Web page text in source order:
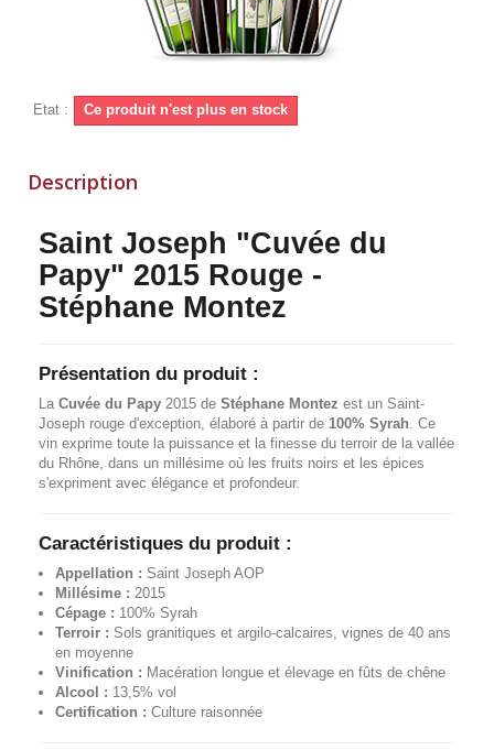
Etat : Ce produit n'est plus en stock
Description
Saint Joseph "Cuvée du
Papy" 2015 Rouge -
Stéphane Montez
Présentation du produit :
La Cuvée du Papy 2015 de Stéphane Montez est un Saint-
Joseph rouge d'exception, élaboré à partir de 100% Syrah. Ce
vin exprime toute la puissance et la finesse du terroir de la vallée
du Rhône, dans un millésime où les fruits noirs et les épices
s'expriment avec élégance et profondeur.
Caractéristiques du produit :
Appellation : Saint Joseph AOP
Millésime : 2015
Cépage : 100% Syrah
Terroir : Sols granitiques et argilo-calcaires, vignes de 40 ans
en moyenne
Vinification : Macération longue et élevage en fûts de chêne
Alcool : 13,5% vol
Certification : Culture raisonnée